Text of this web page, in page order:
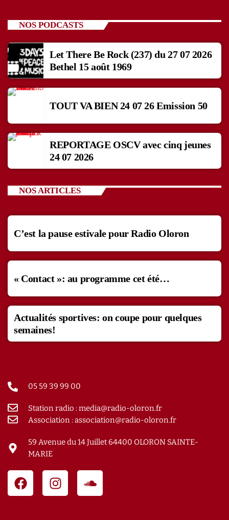
NOS PODCASTS
Let There Be Rock (237) du 27 07 2026
Bethel 15 août 1969
TOUT VA BIEN 24 07 26 Emission 50
REPORTAGE OSCV avec cinq jeunes
24 07 2026
NOS ARTICLES
C’est la pause estivale pour Radio Oloron
« Contact »: au programme cet été…
Actualités sportives: on coupe pour quelques
semaines!
05 59 39 99 00
Station radio : media@radio-oloron.fr
Association : association@radio-oloron.fr
59 Avenue du 14 Juillet 64400 OLORON SAINTE-
MARIE